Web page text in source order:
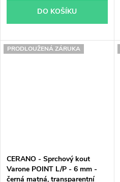
DO KOŠÍKU
PRODLOUŽENÁ ZÁRUKA
CERANO - Sprchový kout
Varone POINT L/P - 6 mm -
černá matná, transparentní